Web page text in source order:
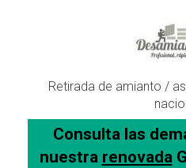
Retirada de amianto /
Consulta las
nuestra renovada